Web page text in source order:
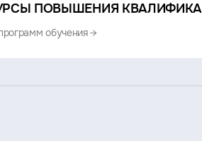
ПОВЫШЕНИЯ
обучения →